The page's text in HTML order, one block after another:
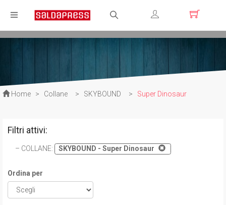
Registrati
Home > Collane > SKYBOUND > Super Dinosaur
Filtri attivi:
COLLANE: SKYBOUND - Super Dinosaur
Ordina per